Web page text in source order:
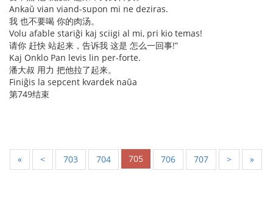
Ankaŭ vian viand-supon mi ne deziras.
我 也不要喝 你的肉汤。
Volu afable stariĝi kaj sciigi al mi, pri kio temas!
请你 赶快 站起来，告诉我 这是 怎么一回事!”
Kaj Onklo Pan levis lin per-forte.
潘大叔 用力 把他拉了起来。
Finiĝis la sepcent kvardek naŭa
第749结束
« < 703 704 705 706 707 > »